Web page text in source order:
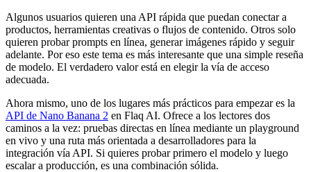
Algunos usuarios quieren una API rápida que puedan conectar a
productos, herramientas creativas o flujos de contenido. Otros solo
quieren probar prompts en línea, generar imágenes rápido y seguir
adelante. Por eso este tema es más interesante que una simple reseña
de modelo. El verdadero valor está en elegir la vía de acceso
adecuada.
Ahora mismo, uno de los lugares más prácticos para empezar es la
API de Nano Banana 2 en Flaq AI. Ofrece a los lectores dos
caminos a la vez: pruebas directas en línea mediante un playground
en vivo y una ruta más orientada a desarrolladores para la
integración vía API. Si quieres probar primero el modelo y luego
escalar a producción, es una combinación sólida.